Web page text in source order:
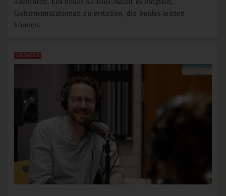
Gehirnsimulationen zu erstellen, die beides leisten
können.
DEBATTE